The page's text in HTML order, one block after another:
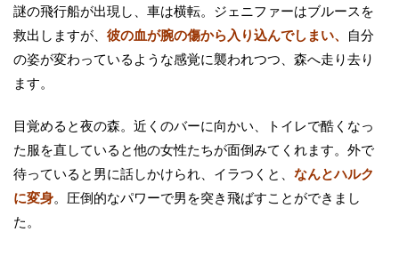
謎の飛行船が出現し、車は横転。ジェニファーはブルースを
救出しますが、 彼の血が腕の傷から入り込んでしまい、
自分
の姿が変わっているような感覚に襲われつつ、森へ走り去り
ます。
目覚めると夜の森。近くのバーに向かい、トイレで酷くなっ
た服を直していると他の女性たちが面倒みてくれます。外で
待っていると男に話しかけられ、イラつくと、 なんとハルク
に変身。圧倒的なパワーで男を突き飛ばすことができまし
た。